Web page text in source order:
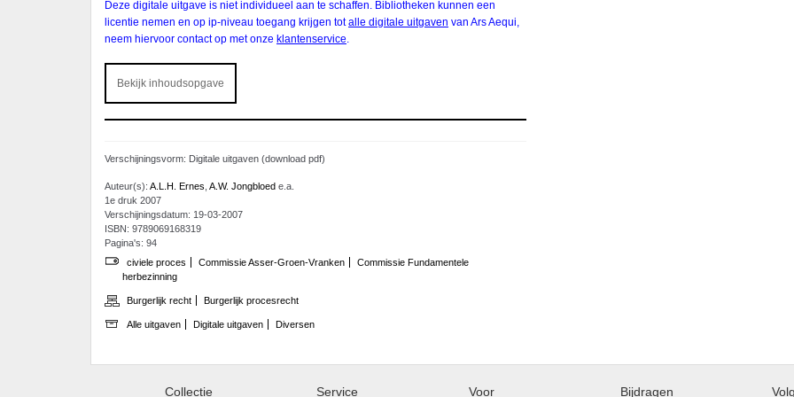
Deze digitale uitgave is niet individueel aan te schaffen. Bibliotheken kunnen een
licentie nemen en op ip-niveau toegang krijgen totalle digitale uitgaven van Ars Aequi,
neem hiervoor contact op met onze klantenservice.
Bekijk inhoudsopgave
Verschijningsvorm: Digitale uitgaven (download pdf)
Auteur(s): A.L.H. Ernes A.W. Jongbloed e.a.
1e druk 2007
Verschijningsdatum: 19-03-2007
ISBN: 9789069168319
Pagina's: 94
civiele proces
Commissie Asser-Groen-Vranken
Commissie Fundamentele
herbezinning
Burgerlijk recht Burgerlijk procesrecht
Alle uitgaven Digitale uitgaven Diversen
Collectie Service Voor Bijdragen